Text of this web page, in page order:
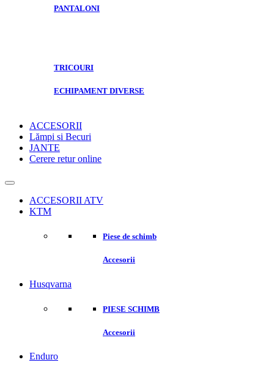
PANTALONI
TRICOURI
ECHIPAMENT DIVERSE
ACCESORII
Lămpi si Becuri
JANTE
Cerere retur online
ACCESORII ATV
KTM
Piese de schimb
Accesorii
Husqvarna
PIESE SCHIMB
Accesorii
Enduro